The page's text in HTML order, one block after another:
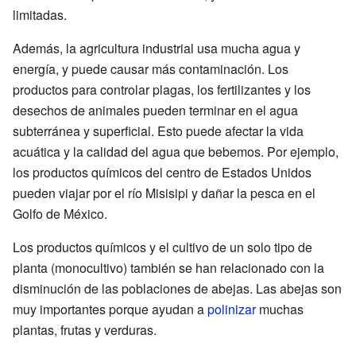
limitadas.
Además, la agricultura industrial usa mucha agua y
energía, y puede causar más contaminación. Los
productos para controlar plagas, los fertilizantes y los
desechos de animales pueden terminar en el agua
subterránea y superficial. Esto puede afectar la vida
acuática y la calidad del agua que bebemos. Por ejemplo,
los productos químicos del centro de Estados Unidos
pueden viajar por el río Misisipi y dañar la pesca en el
Golfo de México.
Los productos químicos y el cultivo de un solo tipo de
planta (monocultivo) también se han relacionado con la
disminución de las poblaciones de abejas. Las abejas son
muy importantes porque ayudan apolinizarmuchas
plantas, frutas y verduras.